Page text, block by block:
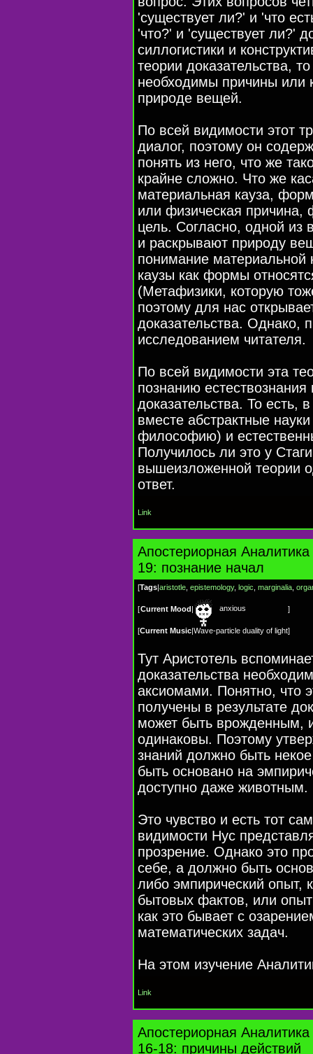
'существует ли?' и 'что
'что?' и 'существует ли?'
силлогистики и
теории доказательства,
необходимы причины или
природе вещей.
По всей видимости этот
диалог, поэтому он
понять из него, что же
крайне сложно. Что же
материальная кауза,
или физическая причина,
цель. Согласно, одной из
и раскрывают природу
понимание
каузы как формы
(Метафизики, которую
поэтому для нас
доказательства. Однако,
исследованием читателя.
По всей видимости эта
познанию
доказательства. То есть,
вместе абстрактные
философию) и
Получилось ли это у
вышеизложенной теории
ответ.
Link
Апостериорная
19: познание начал
[Tags aristotle epistemology, logic marginalia
[Current Mood anxious ]
[Current Music Wave-particle duality of light]
Тут Аристотель
доказательства
аксиомами. Понятно, что
получены в результате
может быть врожденным,
одинаковы. Поэтому
знаний должно быть
быть основано на
доступно даже животным.
Это чувство и есть тот
видимости Нус
прозрение. Однако это
себе, а должно быть
либо эмпирический опыт,
бытовых фактов, или
как это бывает с
математических задач.
На этом изучение
Link
Апостериорная
16-18: причины действий